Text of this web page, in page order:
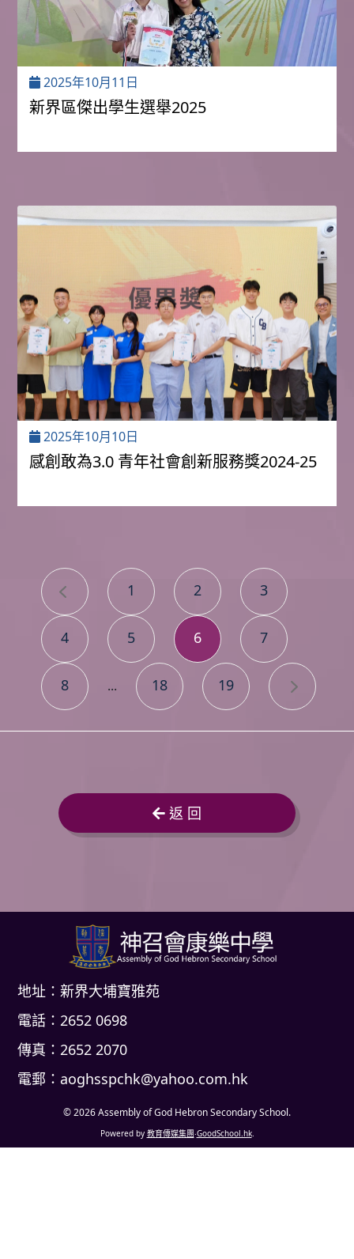
2025年10月11日
新界區傑出學生選舉2025
2025年10月10日
感創敢為3.0 青年社會創新服務獎2024-25
1 2 3
4 5 6 7
8 ... 18 19
返 回
地址：新界大埔寶雅苑
電話：2652 0698
傳真：2652 2070
電郵： aoghsspchk@yahoo.com.hk
© 2026Assembly of God Hebron Secondary School.
Powered by 教育傳媒集團‧GoodSchool.hk.